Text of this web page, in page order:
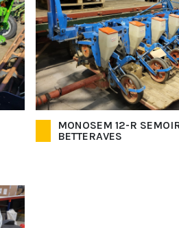
MONOSEM 12-R
BETTERAVES